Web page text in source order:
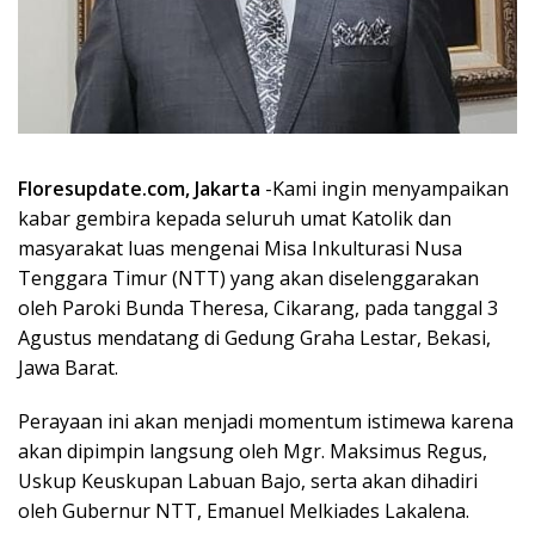
Floresupdate.com, Jakarta -Kami ingin menyampaikan
kabar gembira kepada seluruh umat Katolik dan
masyarakat luas mengenai Misa Inkulturasi Nusa
Tenggara Timur (NTT) yang akan diselenggarakan
oleh Paroki Bunda Theresa, Cikarang, pada tanggal 3
Agustus mendatang di Gedung Graha Lestar, Bekasi,
Jawa Barat.
Perayaan ini akan menjadi momentum istimewa karena
akan dipimpin langsung oleh Mgr. Maksimus Regus,
Uskup Keuskupan Labuan Bajo, serta akan dihadiri
oleh Gubernur NTT, Emanuel Melkiades Lakalena.